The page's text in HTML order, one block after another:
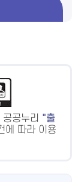
공누리
출
에 따라 이용